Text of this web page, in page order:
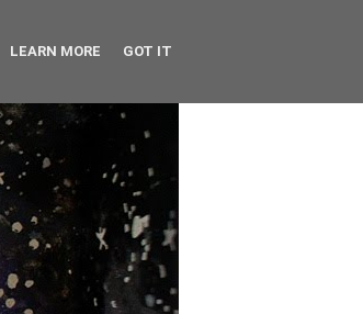
LEARN MORE GOT IT